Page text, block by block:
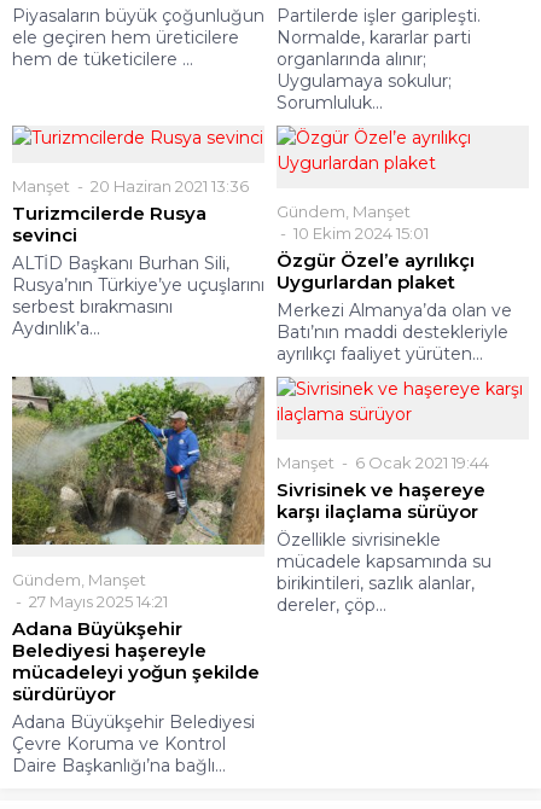
Piyasaların büyük çoğunluğun
ele geçiren hem üreticilere
hem de tüketicilere ...
Partilerde işler garipleşti.
Normalde, kararlar parti
organlarında alınır;
Uygulamaya sokulur;
Sorumluluk...
Manşet 20 Haziran 2021 13:36
Turizmcilerde Rusya
sevinci
ALTİD Başkanı Burhan Sili,
Rusya’nın Türkiye’ye uçuşlarını
serbest bırakmasını
Aydınlık’a...
Gündem Manşet
10 Ekim 2024 15:01
Özgür Özel’e ayrılıkçı
Uygurlardan plaket
Merkezi Almanya’da olan ve
Batı’nın maddi destekleriyle
ayrılıkçı faaliyet yürüten...
Gündem, Manşet
27 Mayıs 2025 14:21
Adana Büyükşehir
Belediyesi haşereyle
mücadeleyi yoğun şekilde
sürdürüyor
Adana Büyükşehir Belediyesi
Çevre Koruma ve Kontrol
Daire Başkanlığı’na bağlı...
Manşet 6 Ocak 2021 19:44
Sivrisinek ve haşereye
karşı ilaçlama sürüyor
Özellikle sivrisinekle
mücadele kapsamında su
birikintileri, sazlık alanlar,
dereler, çöp...